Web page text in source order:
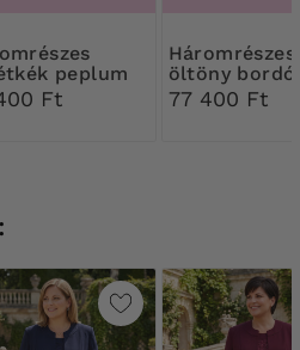
peplum
Ft
Háromrészes
öltöny bordó
színben
77 400 Ft